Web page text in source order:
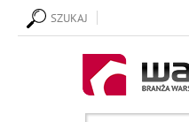
SZUKAJ